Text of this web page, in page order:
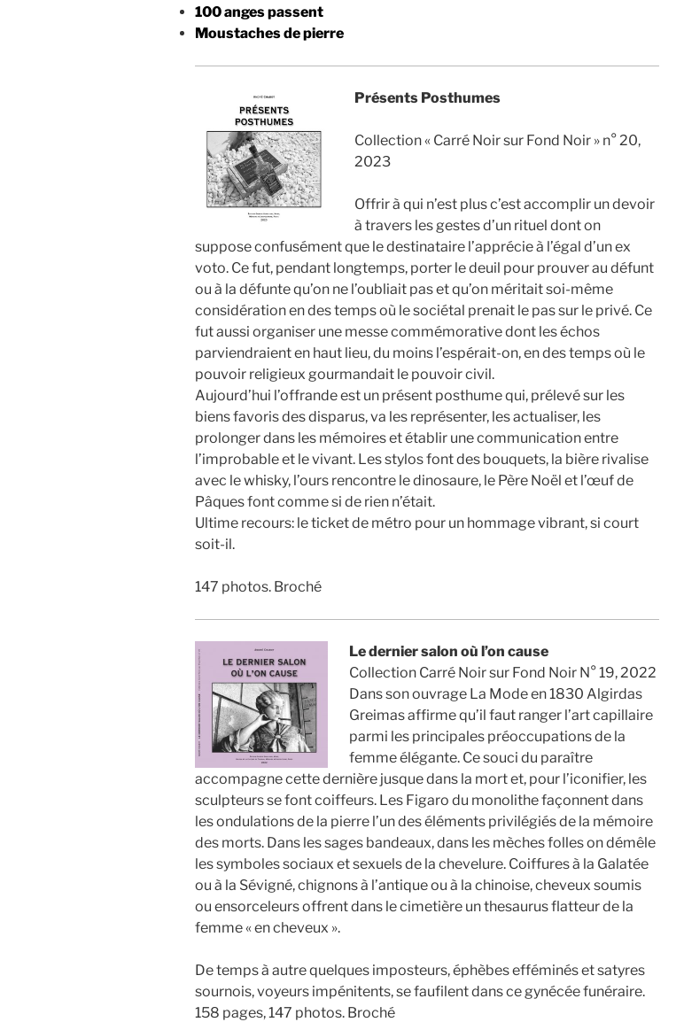
100 anges passent
Moustaches de pierre
Présents Posthumes
Collection « Carré Noir sur Fond Noir » n° 20,
2023
Offrir à qui n’est plus c’est accomplir un devoir
à travers les gestes d’un rituel dont on
suppose confusément que le destinataire l’apprécie à l’égal d’un ex
voto. Ce fut, pendant longtemps, porter le deuil pour prouver au défunt
ou à la défunte qu’on ne l’oubliait pas et qu’on méritait soi-même
considération en des temps où le sociétal prenait le pas sur le privé. Ce
fut aussi organiser une messe commémorative dont les échos
parviendraient en haut lieu, du moins l’espérait-on, en des temps où le
pouvoir religieux gourmandait le pouvoir civil.
Aujourd’hui l’offrande est un présent posthume qui, prélevé sur les
biens favoris des disparus, va les représenter, les actualiser, les
prolonger dans les mémoires et établir une communication entre
l’improbable et le vivant. Les stylos font des bouquets, la bière rivalise
avec le whisky, l’ours rencontre le dinosaure, le Père Noël et l’œuf de
Pâques font comme si de rien n’était.
Ultime recours: le ticket de métro pour un hommage vibrant, si court
soit-il.
147 photos. Broché
Le dernier salon où l’on cause
Collection Carré Noir sur Fond Noir N° 19, 2022
Dans son ouvrage La Mode en 1830 Algirdas
Greimas affirme qu’il faut ranger l’art capillaire
parmi les principales préoccupations de la
femme élégante. Ce souci du paraître
accompagne cette dernière jusque dans la mort et, pour l’iconifier, les
sculpteurs se font coiffeurs. Les Figaro du monolithe façonnent dans
les ondulations de la pierre l’un des éléments privilégiés de la mémoire
des morts. Dans les sages bandeaux, dans les mèches folles on démêle
les symboles sociaux et sexuels de la chevelure. Coiffures à la Galatée
ou à la Sévigné, chignons à l’antique ou à la chinoise, cheveux soumis
ou ensorceleurs offrent dans le cimetière un thesaurus flatteur de la
femme « en cheveux ».
De temps à autre quelques imposteurs, éphèbes efféminés et satyres
sournois, voyeurs impénitents, se faufilent dans ce gynécée funéraire.
158 pages, 147 photos. Broché